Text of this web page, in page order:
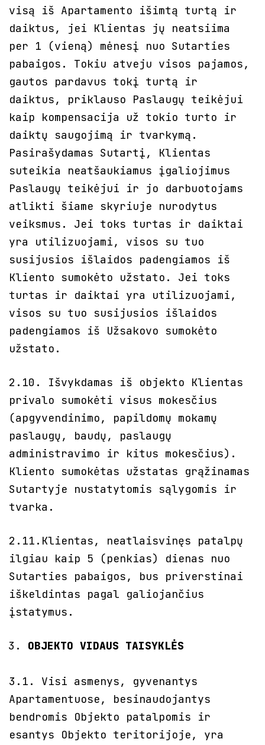
visą iš Apartamento išimtą turtą ir
daiktus, jei Klientas jų neatsiima
per 1 (vieną) mėnesį nuo Sutarties
pabaigos. Tokiu atveju visos pajamos,
gautos pardavus tokį turtą ir
daiktus, priklauso Paslaugų teikėjui
kaip kompensacija už tokio turto ir
daiktų saugojimą ir tvarkymą.
Pasirašydamas Sutartį, Klientas
suteikia neatšaukiamus įgaliojimus
Paslaugų teikėjui ir jo darbuotojams
atlikti šiame skyriuje nurodytus
veiksmus. Jei toks turtas ir daiktai
yra utilizuojami, visos su tuo
susijusios išlaidos padengiamos iš
Kliento sumokėto užstato. Jei toks
turtas ir daiktai yra utilizuojami,
visos su tuo susijusios išlaidos
padengiamos iš Užsakovo sumokėto
užstato.
2.10. Išvykdamas iš objekto Klientas
privalo sumokėti visus mokesčius
(apgyvendinimo, papildomų mokamų
paslaugų, baudų, paslaugų
administravimo ir kitus mokesčius).
Kliento sumokėtas užstatas grąžinamas
Sutartyje nustatytomis sąlygomis ir
tvarka.
2.11.Klientas, neatlaisvinęs patalpų
ilgiau kaip 5 (penkias) dienas nuo
Sutarties pabaigos, bus priverstinai
iškeldintas pagal galiojančius
įstatymus.
OBJEKTO VIDAUS TAISYKLĖS
3.1. Visi asmenys, gyvenantys
Apartamentuose, besinaudojantys
bendromis Objekto patalpomis ir
esantys Objekto teritorijoje, yra